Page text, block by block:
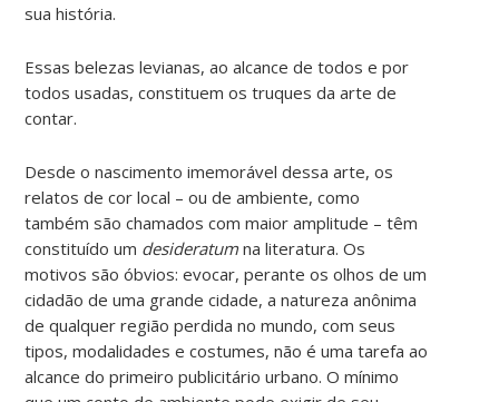
sua história.
Essas belezas levianas, ao alcance de todos e por
todos usadas, constituem os truques da arte de
contar.
Desde o nascimento imemorável dessa arte, os
relatos de cor local – ou de ambiente, como
também são chamados com maior amplitude – têm
constituído um desideratum na literatura. Os
motivos são óbvios: evocar, perante os olhos de um
cidadão de uma grande cidade, a natureza anônima
de qualquer região perdida no mundo, com seus
tipos, modalidades e costumes, não é uma tarefa ao
alcance do primeiro publicitário urbano. O mínimo